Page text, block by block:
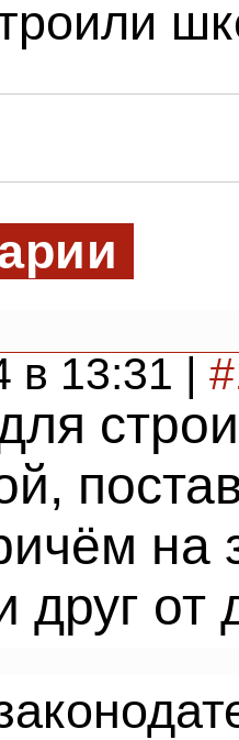
в 13:31 |
на
друг от